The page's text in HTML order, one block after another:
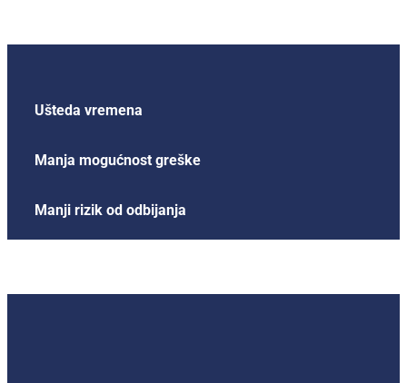
Ušteda vremena
Manja mogućnost greške
Manji rizik od odbijanja